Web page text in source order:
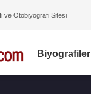
ve Otobiyografi Sitesi
Biyografiler